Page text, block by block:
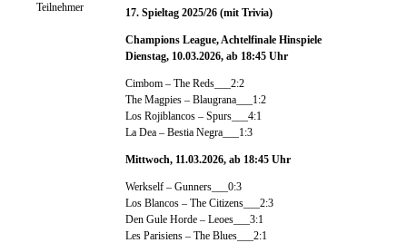
Teilnehmer
17. Spieltag 2025/26 (mit Trivia)
Champions League, Achtelfinale Hinspiele
Dienstag, 10.03.2026, ab 18:45 Uhr
Cimbom – The Reds___2:2
The Magpies – Blaugrana___1:2
Los Rojiblancos – Spurs___4:1
La Dea – Bestia Negra___1:3
Mittwoch, 11.03.2026, ab 18:45 Uhr
Werkself – Gunners___0:3
Los Blancos – The Citizens___2:3
Den Gule Horde – Leoes___3:1
Les Parisiens – The Blues___2:1